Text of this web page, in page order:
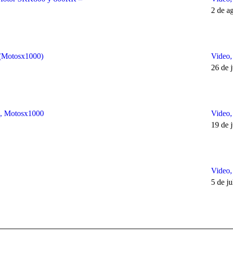
2 de
26 de
Motosx1000
19 de
5 de